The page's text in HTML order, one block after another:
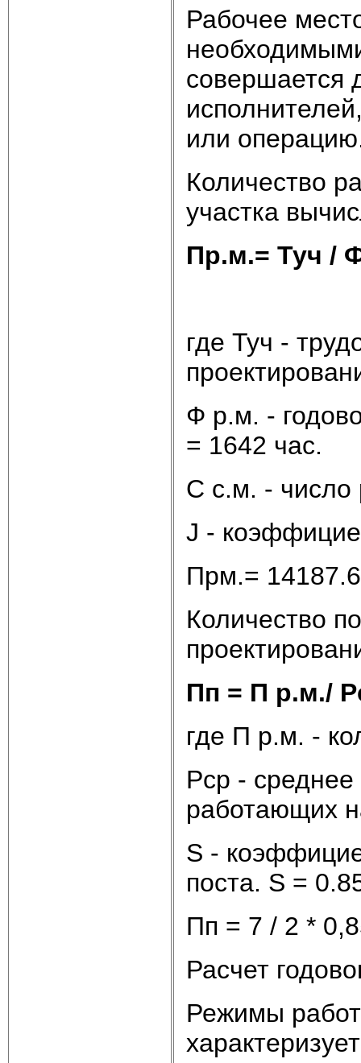
Рабочее
совершается
или
Количество
участка
Пр.м.= Туч /
где Туч -
Ф р.м. -
= 1642 час.
С с.м. - число
J -
Прм.=
Количество
Пп = П р.м./
где П р.м. -
Рср -
работающих
S -
поста. S =
Пп = 7 / 2 *
Расчет
Режимы